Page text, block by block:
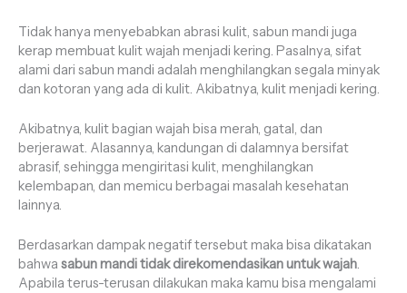
Tidak hanya menyebabkan abrasi kulit, sabun mandi juga
kerap membuat kulit wajah menjadi kering. Pasalnya, sifat
alami dari sabun mandi adalah menghilangkan segala minyak
dan kotoran yang ada di kulit. Akibatnya, kulit menjadi kering.
Akibatnya, kulit bagian wajah bisa merah, gatal, dan
berjerawat. Alasannya, kandungan di dalamnya bersifat
abrasif, sehingga mengiritasi kulit, menghilangkan
kelembapan, dan memicu berbagai masalah kesehatan
lainnya.
Berdasarkan dampak negatif tersebut maka bisa dikatakan
bahwa sabun mandi tidak direkomendasikan untuk wajah.
Apabila terus-terusan dilakukan maka kamu bisa mengalami